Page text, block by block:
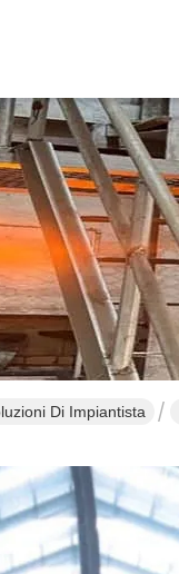
Di Impiantista